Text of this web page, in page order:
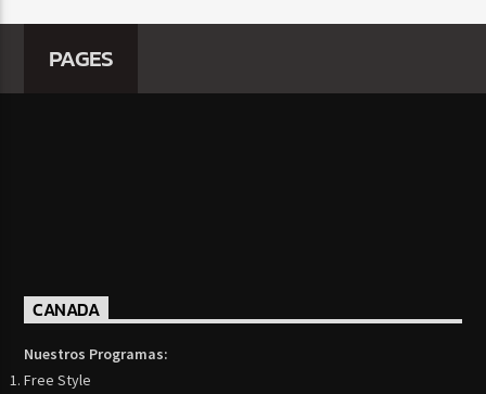
PAGES
CANADA
Nuestros Programas:
Free Style